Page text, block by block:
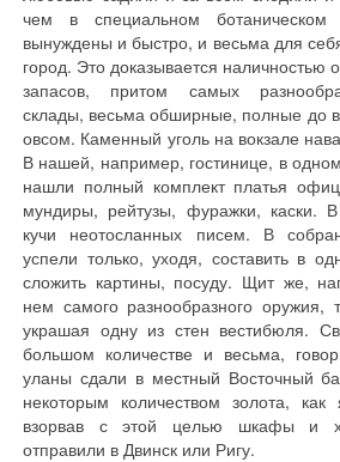
чем в специальном
вынуждены и быстро, и весьма для
город. Это доказывается наличностью
запасов, притом самых
склады, весьма обширные, полные до
овсом. Каменный уголь на вокзале
В нашей, например, гостинице, в
нашли полный комплект платья
мундиры, рейтузы, фуражки, каски.
кучи неотосланных писем. В
успели только, уходя, составить в
сложить картины, посуду. Щит же,
нем самого разнообразного оружия,
украшая одну из стен вестибюля.
большом количестве и весьма,
уланы сдали в местный Восточный
некоторым количеством золота,
взорвав с этой целью шкафы и
отправили в Двинск или Ригу.